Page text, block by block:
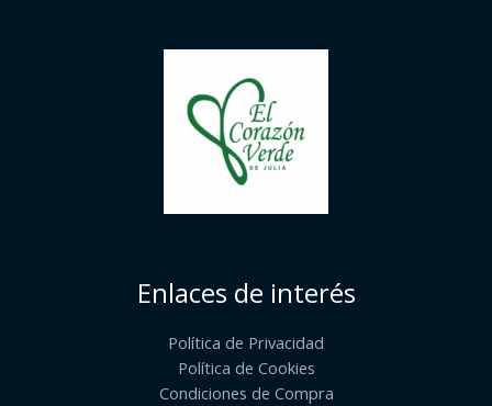
Enlaces de interés
Política de Privacidad
Política de Cookies
Condiciones de Compra